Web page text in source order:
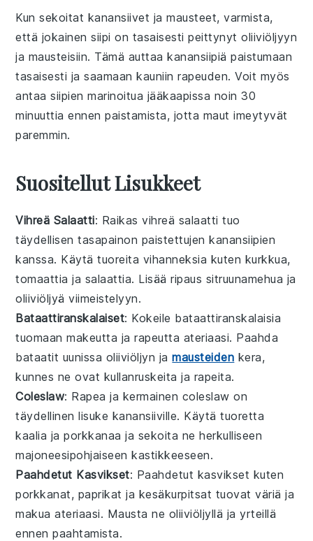
Kun sekoitat kanansiivet ja mausteet, varmista,
että jokainen siipi on tasaisesti peittynytoliiviöljyyn
ja mausteisiin. Tämä auttaakanansiipiä paistumaan
tasaisesti ja saamaan kauniinrapeuden. Voit myös
antaa siipien marinoitua jääkaapissa noin 30
minuuttia ennen paistamista, jotta maut imeytyvät
paremmin.
Suositellut Lisukkeet
Vihreä Salaatti: Raikasvihreä salaatti tuo
täydellisen tasapainon paistettujen kanansiipien
kanssa. Käytä tuoreita vihanneksia kuten kurkkua,
tomaattia ja salaattia. Lisää ripaus sitruunamehua ja
oliiviöljyä viimeistelyyn.
Bataattiranskalaiset: Kokeile bataattiranskalaisia
tuomaan makeutta ja rapeutta ateriaasi. Paahda
bataatit uunissa oliiviöljyn jamausteiden kera,
kunnes ne ovat kullanruskeita ja rapeita.
Coleslaw: Rapea ja kermainen coleslaw on
täydellinen lisuke kanansiiville. Käytä tuoretta
kaalia japorkkanaa ja sekoita ne herkulliseen
majoneesipohjaiseen kastikkeeseen.
Paahdetut Kasvikset: Paahdetut kasvikset kuten
porkkanat, paprikat ja kesäkurpitsat tuovat väriä ja
makua ateriaasi. Mausta ne oliiviöljyllä jayrteillä
ennen paahtamista.